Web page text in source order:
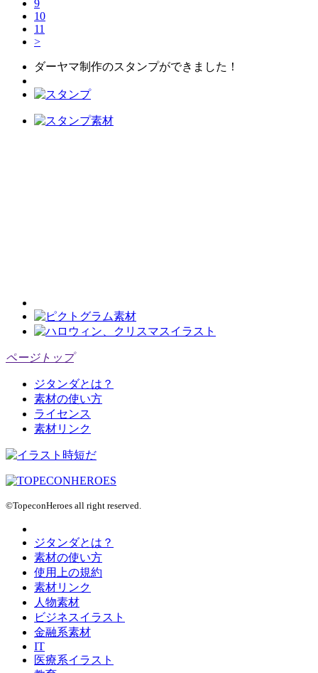
9
10
11
>
ダーヤマ制作のスタンプができました！
ページトップ
ジタンダとは？
素材の使い方
ライセンス
素材リンク
©TopeconHeroes all right reserved.
ジタンダとは？
素材の使い方
使用上の規約
素材リンク
人物素材
ビジネスイラスト
金融系素材
IT
医療系イラスト